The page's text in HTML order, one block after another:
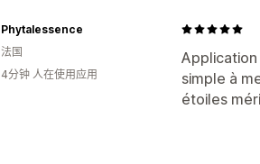
simple à
étoiles
Phytalessence
法国
4分钟 人在使用应用